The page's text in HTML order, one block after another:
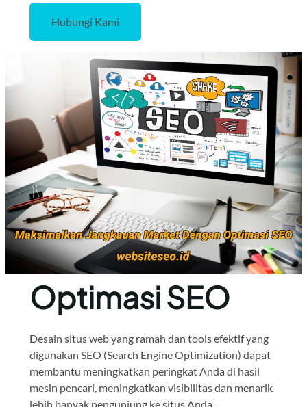
Hubungi Kami
Optimasi SEO
Desain situs web yang ramah dan tools efektif yang
digunakan SEO (Search Engine Optimization) dapat
membantu meningkatkan peringkat Anda di hasil
mesin pencari, meningkatkan visibilitas dan menarik
lebih banyak pengunjung ke situs Anda.